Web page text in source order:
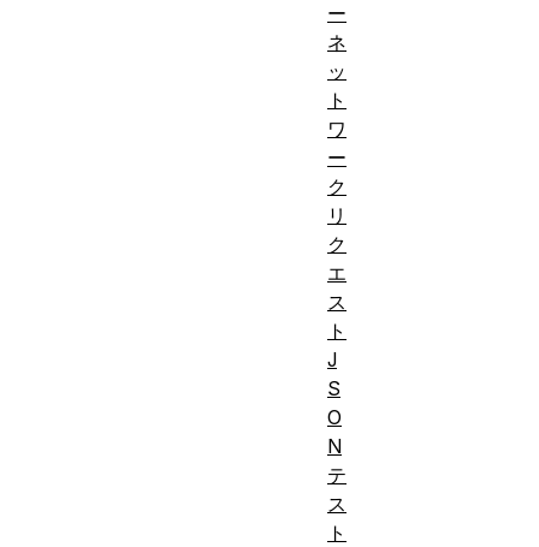
ー
ネ
ッ
ト
ワ
ー
ク
リ
ク
エ
ス
ト
J
S
O
N
テ
ス
ト